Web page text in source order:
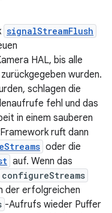
signalStreamFlush
HAL, bis alle
wurden.
schlagen die
fehl und das
in einem sauberen
ruft dann
oder die
auf. Wenn das
configureStreams
der erfolgreichen
-Aufrufs wieder Puffer